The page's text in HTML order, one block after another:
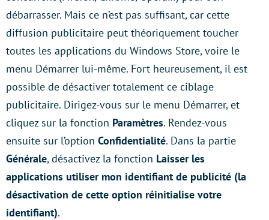
débarrasser. Mais ce n’est pas suffisant, car cette
diffusion publicitaire peut théoriquement toucher
toutes les applications du Windows Store, voire le
menu Démarrer lui-même. Fort heureusement, il est
possible de désactiver totalement ce ciblage
publicitaire. Dirigez-vous sur le menu Démarrer, et
cliquez sur la fonction Paramètres. Rendez-vous
ensuite sur l’option Confidentialité. Dans la partie
Générale, désactivez la fonction Laisser les
applications utiliser mon identifiant de publicité (la
désactivation de cette option réinitialise votre
identifiant).